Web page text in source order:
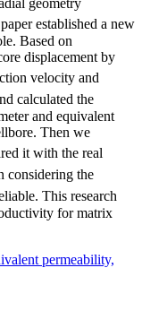
geometry
established a new
Based on
displacement by
velocity and
calculated the
and equivalent
Then we
it with the real
considering the
This research
for matrix
permeability,